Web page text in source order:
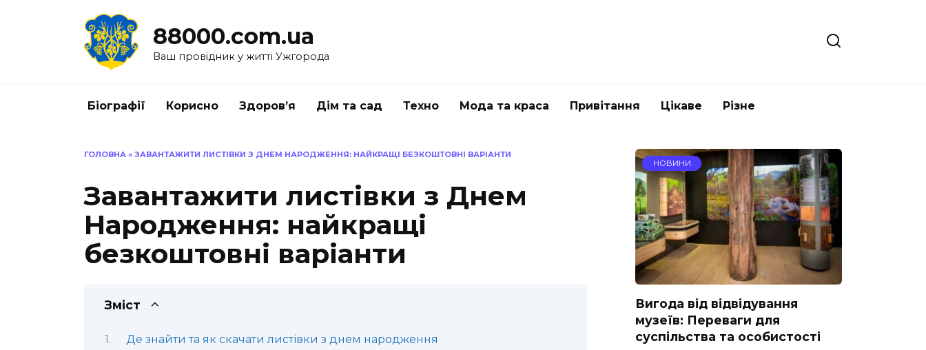
88000.com.ua
Ваш провідник у житті Ужгорода
Біографії Корисно Здоров’я Дім та сад Техно Мода та краса Привітання Цікаве Різне
ГОЛОВНА » ЗАВАНТАЖИТИ ЛИСТІВКИ З ДНЕМ НАРОДЖЕННЯ: НАЙКРАЩІ БЕЗКОШТОВНІ ВАРІАНТИ
Завантажити листівки з Днем
Народження: найкращі
безкоштовні варіанти
Зміст
Де знайти та як скачати листівки з днем народження
НОВИНИ
Вигода від відвідування
музеїв: Переваги для
суспільства та особистості